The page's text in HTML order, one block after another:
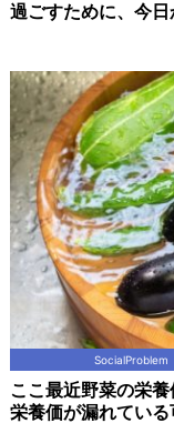
過ごすために、今
SocialProblem
ここ最近野菜の栄
栄養価が漏れてい